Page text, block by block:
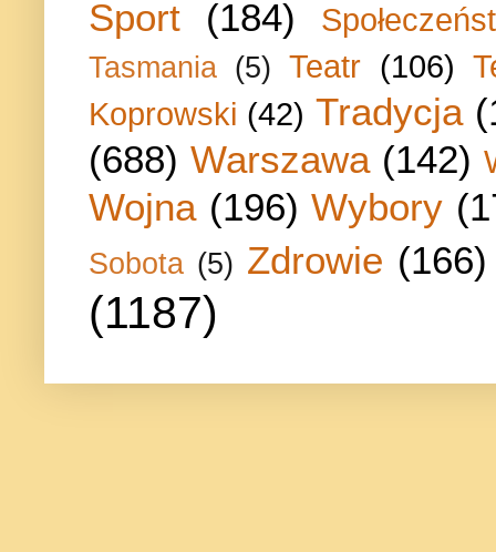
Sport (184)
Tasmania (5) Teatr (106)
Koprowski (42) Tradycja
(688) Warszawa (142)
Wojna (196) Wybory
Sobota (5) Zdrowie (166)
(1187)